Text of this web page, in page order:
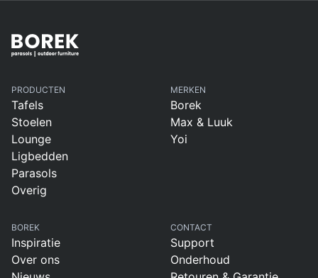
PRODUCTEN
Tafels
Stoelen
Lounge
Ligbedden
Parasols
Overig
MERKEN
Borek
Max & Luuk
Yoi
BOREK
Inspiratie
Over ons
CONTACT
Support
Onderhoud